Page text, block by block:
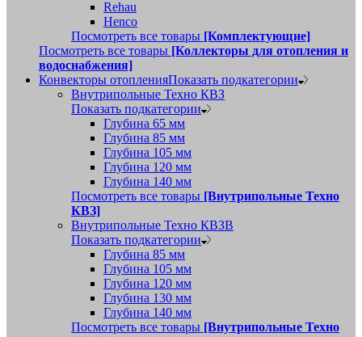
Rehau
Henco
Посмотреть все товары [Комплектующие]
Посмотреть все товары [Коллекторы для отопления и
водоснабжения]
Конвекторы отопленияПоказать подкатегории
Внутрипольные Техно КВЗ
Показать подкатегории
Глубина 65 мм
Глубина 85 мм
Глубина 105 мм
Глубина 120 мм
Глубина 140 мм
Посмотреть все товары [Внутрипольные Техно
КВЗ]
Внутрипольные Техно КВЗВ
Показать подкатегории
Глубина 85 мм
Глубина 105 мм
Глубина 120 мм
Глубина 130 мм
Глубина 140 мм
Посмотреть все товары [Внутрипольные Техно